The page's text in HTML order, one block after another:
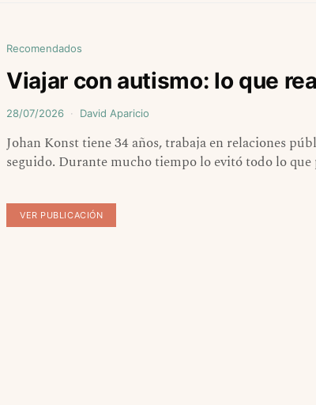
Recomendados
Viajar con autismo: lo que
28/07/2026 David Aparicio
Johan Konst tiene 34 años, trabaja en relaciones
seguido. Durante mucho tiempo lo evitó todo lo
VER PUBLICACIÓN